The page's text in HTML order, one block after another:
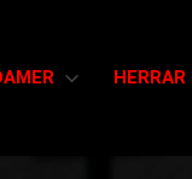
HERRAR